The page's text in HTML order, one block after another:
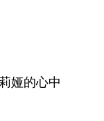
娅的心中